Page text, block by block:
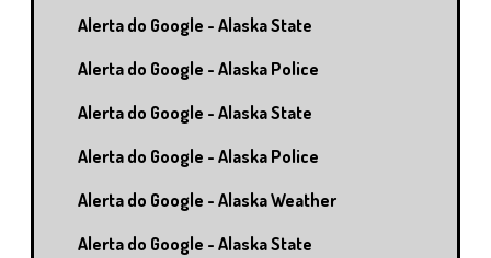
Alerta do Google - Alaska State
Alerta do Google - Alaska Police
Alerta do Google - Alaska State
Alerta do Google - Alaska Police
Alerta do Google - Alaska Weather
Alerta do Google - Alaska State